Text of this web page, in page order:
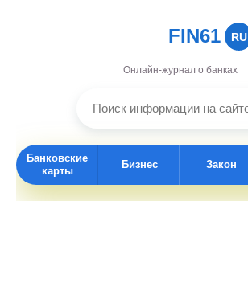
FIN61 RU
Онлайн-журнал о банках
Банковские
карты
Бизнес Закон